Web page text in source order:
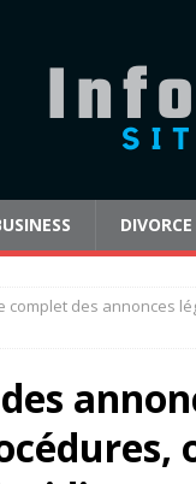
DIVORCE
complet des annonces